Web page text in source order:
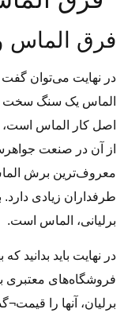
فرق الماس
در نهایت می‌توان
الماس یک سنگ سخت
اصل کار الماس است،
از آن در صنعت
معروف‌ترین برش
طرفداران زیادی دارد.
برلیانی، الماس است.
در نهایت باید بدانید
فروشگاه‌های معتبری
برلیان، آنها را